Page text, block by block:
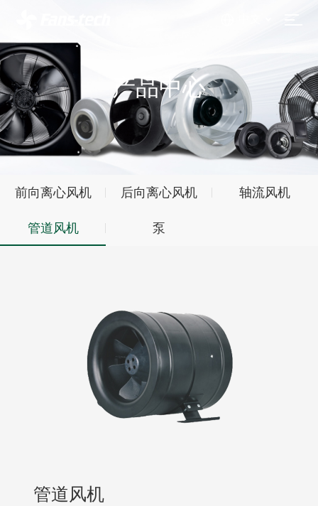
产品中心
前向离心风机 后向离心风机 轴流风机
管道风机 泵
管道风机